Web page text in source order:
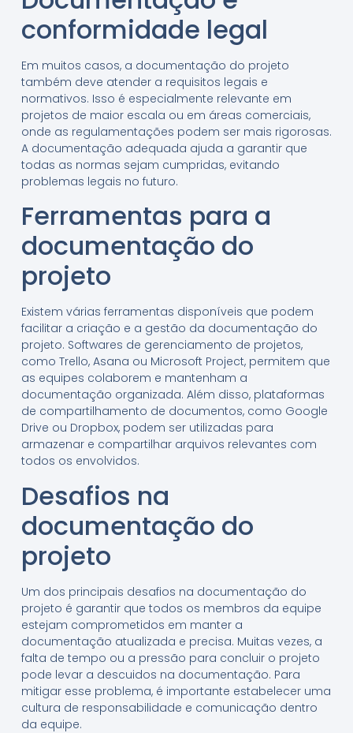
conformidade legal
Em muitos casos, a documentação do projeto
também deve atender a requisitos legais e
normativos. Isso é especialmente relevante em
projetos de maior escala ou em áreas comerciais,
onde as regulamentações podem ser mais rigorosas.
A documentação adequada ajuda a garantir que
todas as normas sejam cumpridas, evitando
problemas legais no futuro.
Ferramentas para a
documentação do
projeto
Existem várias ferramentas disponíveis que podem
facilitar a criação e a gestão da documentação do
projeto. Softwares de gerenciamento de projetos,
como Trello, Asana ou Microsoft Project, permitem que
as equipes colaborem e mantenham a
documentação organizada. Além disso, plataformas
de compartilhamento de documentos, como Google
Drive ou Dropbox, podem ser utilizadas para
armazenar e compartilhar arquivos relevantes com
todos os envolvidos.
Desafios na
documentação do
projeto
Um dos principais desafios na documentação do
projeto é garantir que todos os membros da equipe
estejam comprometidos em manter a
documentação atualizada e precisa. Muitas vezes, a
falta de tempo ou a pressão para concluir o projeto
pode levar a descuidos na documentação. Para
mitigar esse problema, é importante estabelecer uma
cultura de responsabilidade e comunicação dentro
da equipe.